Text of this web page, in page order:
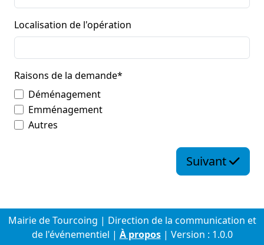
Localisation de l'opération
Raisons de la demande*
Déménagement
Emménagement
Autres
Suivant
Mairie de Tourcoing | Direction de la communication et
de l'événementiel | À propos| Version : 1.0.0